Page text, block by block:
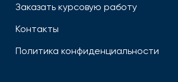
Заказать курсовую работу
Контакты
Политика конфиденциальности